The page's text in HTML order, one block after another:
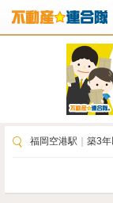
福岡空港駅 築3年